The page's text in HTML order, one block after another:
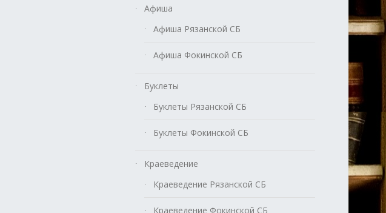
Афиша
Афиша Рязанской СБ
Афиша Фокинской СБ
Буклеты
Буклеты Рязанской СБ
Буклеты Фокинской СБ
Краеведение
Краеведение Рязанской СБ
Краеведение Фокинской СБ